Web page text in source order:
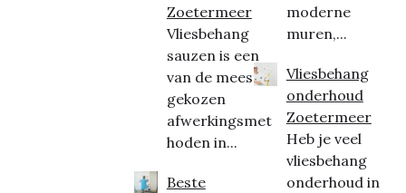
Zoetermeer
Vliesbehang
sauzen is een
van de meest
gekozen
afwerkingsmet
hoden in...
Beste
moderne
muren,...
Vliesbehang
onderhoud
Zoetermeer
Heb je veel
vliesbehang
onderhoud in